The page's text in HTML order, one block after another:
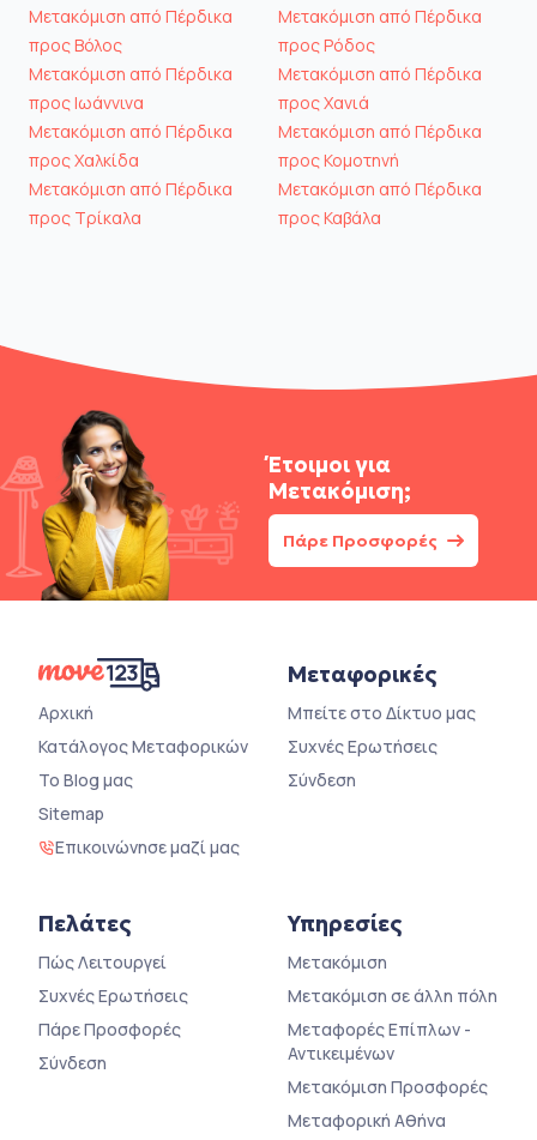
Μετακόμιση από Πέρδικα
προς Βόλος
Μετακόμιση από Πέρδικα
προς Ιωάννινα
Μετακόμιση από Πέρδικα
προς Χαλκίδα
Μετακόμιση από Πέρδικα
προς Τρίκαλα
Μετακόμιση από Πέρδικα
προς Ρόδος
Μετακόμιση από Πέρδικα
προς Χανιά
Μετακόμιση από Πέρδικα
προς Κομοτηνή
Μετακόμιση από Πέρδικα
προς Καβάλα
Έτοιμοι για
Μετακόμιση;
Πάρε Προσφορές
Αρχική
Κατάλογος Μεταφορικών
Το Blog μας
Sitemap
Επικοινώνησε μαζί μας
Μεταφορικές
Μπείτε στο Δίκτυο μας
Συχνές Ερωτήσεις
Σύνδεση
Πελάτες
Πώς Λειτουργεί
Συχνές Ερωτήσεις
Πάρε Προσφορές
Σύνδεση
Υπηρεσίες
Μετακόμιση
Μετακόμιση σε άλλη πόλη
Μεταφορές Επίπλων -
Αντικειμένων
Μετακόμιση Προσφορές
Μεταφορική Αθήνα